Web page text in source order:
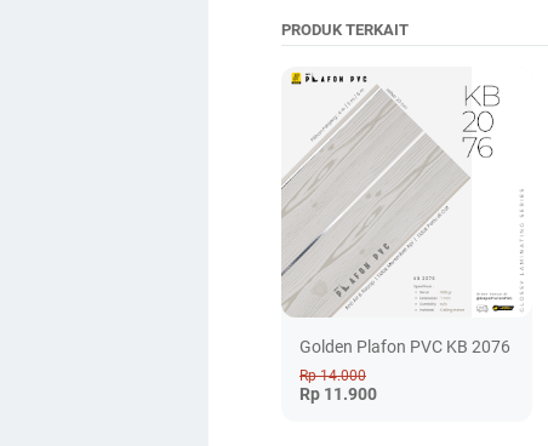
PRODUK TERKAIT
Golden Plafon PVC KB 2076
Rp 14.000
Rp 11.900